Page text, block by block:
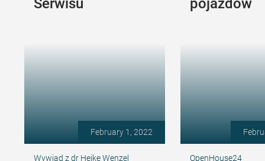
Serwisu
pojazdów
February 1, 2022
Wywiad z dr Heike Wenzel OpenHouse24